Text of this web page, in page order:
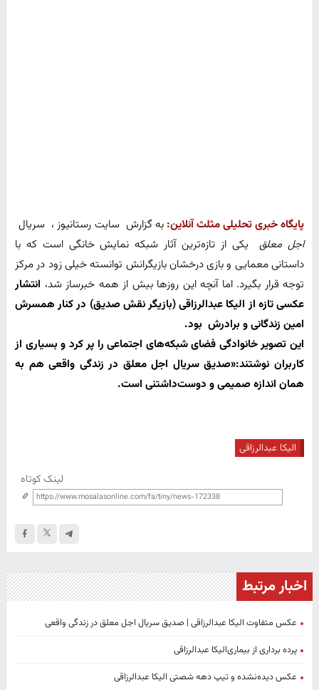
پایگاه خبری تحلیلی مثلث آنلاین: به گزارش سایت رستانیوز ، سریال
اجل معلقیکی از تازه‌ترین آثار شبکه نمایش خانگی است که با
داستانی معمایی و بازی درخشان بازیگرانش توانسته خیلی زود در مرکز
توجه قرار بگیرد. اما آنچه این روزها بیش از همه خبرساز شد، انتشار
عکسی تازه از الیکا عبدالرزاقی (بازیگر نقش صدیق) در کنار همسرش
امین زندگانی و برادرش بود.
این تصویر خانوادگی فضای شبکه‌های اجتماعی را پر کرد و بسیاری از
کاربران نوشتند:«صدیق سریال اجل معلق در زندگی واقعی هم به
همان اندازه صمیمی و دوست‌داشتنی است.
الیکا عبدالرزاقی
لینک کوتاه
اخبار مرتبط
عکس متفاوت الیکا عبدالرزاقی | صدیق سریال اجل معلق در زندگی واقعی
پرده برداری از بیماری‌الیکا عبدالرزاقی
عکس دیده‌نشده و تیپ دهه شصتی الیکا عبدالرزاقی